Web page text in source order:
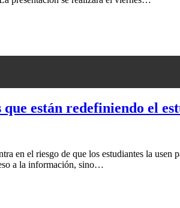
están redefiniendo el
en el riesgo de que los estudiantes la
a la información, sino…